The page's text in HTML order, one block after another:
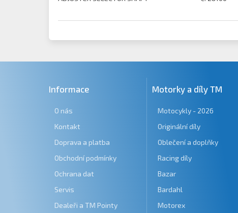
Informace
O nás
Kontakt
Doprava a platba
Obchodní podmínky
Ochrana dat
Servis
Dealeři a TM Pointy
Motorky a díly TM
Motocykly - 2026
Originální díly
Oblečení a doplňky
Racing díly
Bazar
Bardahl
Motorex